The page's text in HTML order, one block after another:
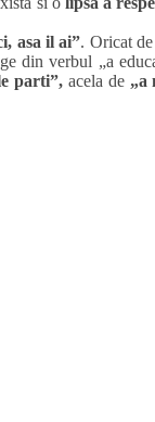
asa il ai”. Oricat
din verbul „a
parti”,acela de „a